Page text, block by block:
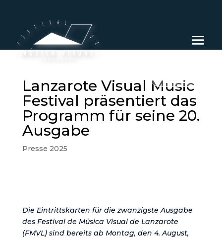
Lanzarote Visual Music
Festival präsentiert das
Programm für seine 20.
Ausgabe
Presse 2025
Die Eintrittskarten für die zwanzigste Ausgabe
des Festival de Música Visual de Lanzarote
(FMVL) sind bereits ab Montag, den 4. August,